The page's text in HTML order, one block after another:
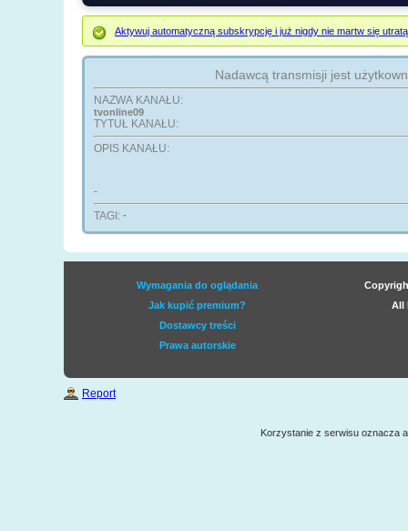
Aktywuj automatyczną subskrypcję i już nigdy nie martw się
Nadawcą transmisji jest
NAZWA KANAŁU:
tvonline09
TYTUŁ KANAŁU:
OPIS KANAŁU:
-
TAGI: -
Wymagania do oglądania
Jak kupić premium?
Dostawcy treści
Prawa autorskie
All
Report
Korzystanie z serwisu oznacza